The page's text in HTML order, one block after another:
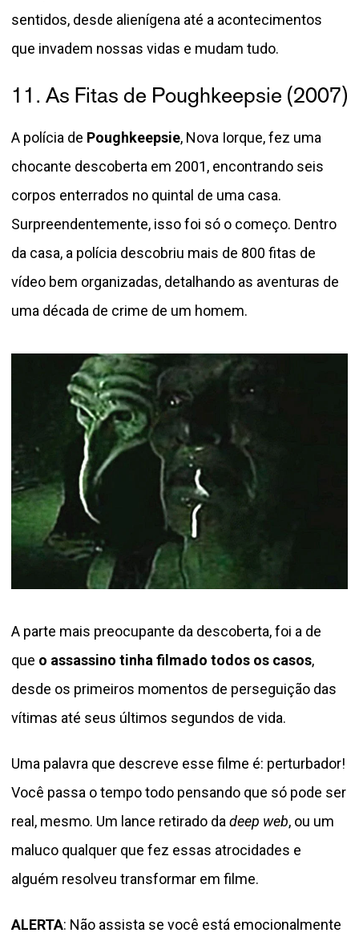
sentidos, desde alienígena até a acontecimentos
que invadem nossas vidas e mudam tudo.
11. As Fitas de Poughkeepsie (2007)
A polícia de Poughkeepsie, Nova Iorque, fez uma
chocante descoberta em 2001, encontrando seis
corpos enterrados no quintal de uma casa.
Surpreendentemente, isso foi só o começo. Dentro
da casa, a polícia descobriu mais de 800 fitas de
vídeo bem organizadas, detalhando as aventuras de
uma década de crime de um homem.
A parte mais preocupante da descoberta, foi a de
que o assassino tinha filmado todos os casos,
desde os primeiros momentos de perseguição das
vítimas até seus últimos segundos de vida.
Uma palavra que descreve esse filme é: perturbador!
Você passa o tempo todo pensando que só pode ser
real, mesmo. Um lance retirado da deep web, ou um
maluco qualquer que fez essas atrocidades e
alguém resolveu transformar em filme.
ALERTA: Não assista se você está emocionalmente